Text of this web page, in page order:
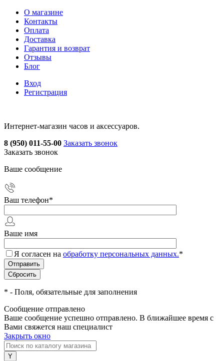
О магазине
Контакты
Оплата
Доставка
Гарантия и возврат
Отзывы
Блог
Вход
Регистрация
Интернет-магазин часов и аксессуаров.
8 (950) 011-55-00 Заказать звонок
Заказать звонок
Ваше сообщение
Ваш телефон*
Ваше имя
Я согласен на обработку персональных данных.*
* - Поля, обязательные для заполнения
Сообщение отправлено
Ваше сообщение успешно отправлено. В ближайшее время с
Вами свяжется наш специалист
Закрыть окно